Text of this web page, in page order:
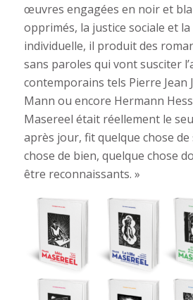
œuvres engagées en noir et
opprimés, la justice sociale et
individuelle, il produit des
sans paroles qui vont susciter
contemporains tels Pierre Jean
Mann ou encore Hermann
Masereel était réellement le
après jour, fit quelque chose
chose de bien, quelque chose
être reconnaissants. »